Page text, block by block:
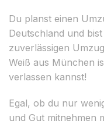
Du planst einen
Deutschland und
zuverlässigen
Weiß aus München
verlassen kannst!
Egal, ob du nur
und Gut mitnehmen